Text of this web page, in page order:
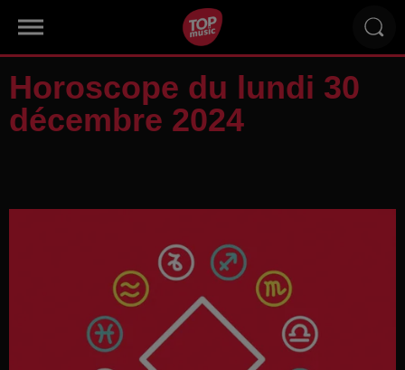
Horoscope du lundi 30
décembre 2024